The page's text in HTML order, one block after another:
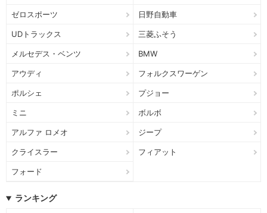
ゼロスポーツ 日野自動車
UDトラックス 三菱ふそう
メルセデス・ベンツ BMW
アウディ フォルクスワーゲン
ポルシェ プジョー
ミニ ボルボ
アルファ ロメオ ジープ
クライスラー フィアット
フォード
ランキング